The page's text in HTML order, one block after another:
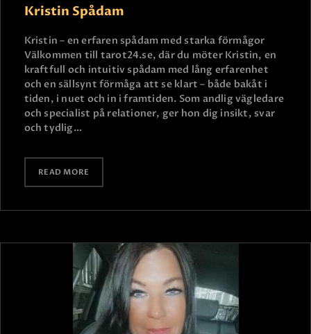
Kristin Spådam
Kristin – en erfaren spådam med starka förmågor
Välkommen till tarot24.se, där du möter Kristin, en
kraftfull och intuitiv spådam med lång erfarenhet
och en sällsynt förmåga att se klart – både bakåt i
tiden, i nuet och in i framtiden. Som andlig vägledare
och specialist på relationer, ger hon dig insikt, svar
och tydlig…
READ MORE